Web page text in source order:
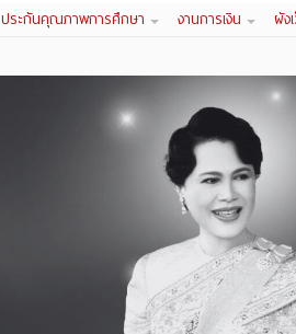
ประกันคุณภาพการศึกษา งานการเงิน ผัง